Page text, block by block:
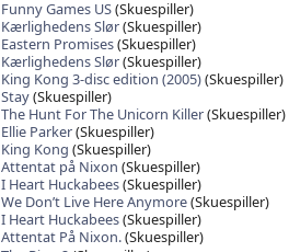
Funny Games US(Skuespiller)
Kærlighedens Slør(Skuespiller)
Eastern Promises(Skuespiller)
Kærlighedens Slør(Skuespiller)
King Kong 3-disc edition (2005)(Skuespiller)
Stay(Skuespiller)
The Hunt For The Unicorn Killer(Skuespiller)
Ellie Parker(Skuespiller)
King Kong (Skuespiller)
Attentat på Nixon (Skuespiller)
I Heart Huckabees(Skuespiller)
We Don’t Live Here Anymore(Skuespiller)
I Heart Huckabees(Skuespiller)
Attentat På Nixon.(Skuespiller)